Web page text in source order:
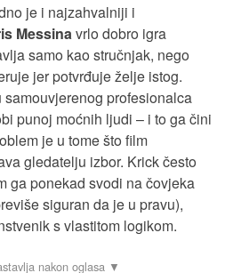
je i najzahvalniji i
Messina vrlo dobro igra
samo kao stručnjak, nego
jer potvrđuje želje istog.
profesionalca
punoj moćnih ljudi – i to ga čini
je u tome što film
gledatelju izbor. Krick često
ga ponekad svodi na čovjeka
siguran da je u pravu),
s vlastitom logikom.